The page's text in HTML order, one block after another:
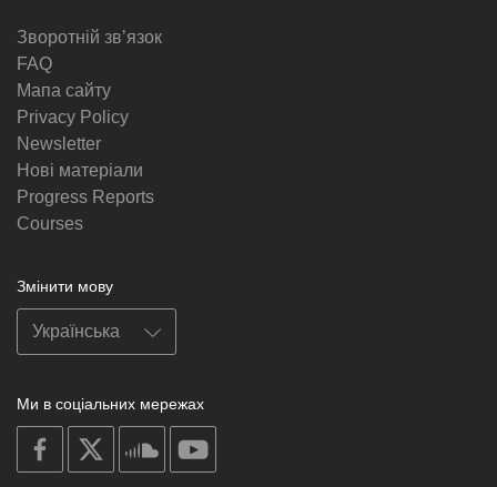
Зворотній звʼязок
FAQ
Мапа сайту
Privacy Policy
Newsletter
Нові матеріали
Progress Reports
Courses
Змінити мову
Ми в соціальних мережах
on
facebook
soundcloud